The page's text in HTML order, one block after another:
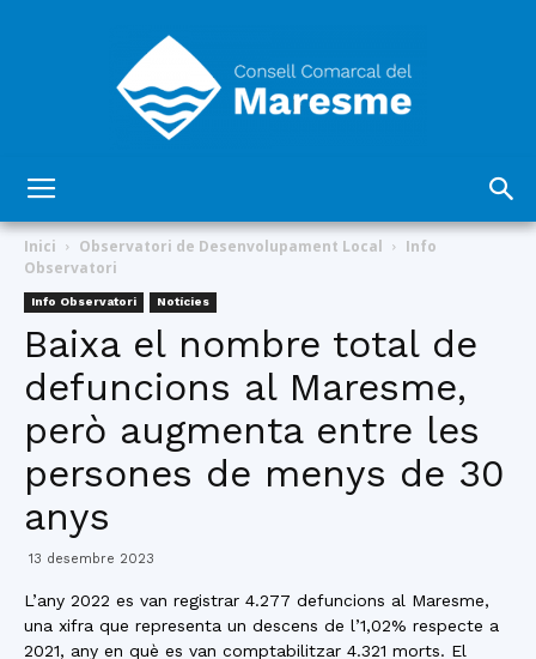
del
Inici Observatori de Desenvolupament Local
Info
Observatori
Info Observatori Notícies
Baixa el nombre total de
defuncions al Maresme,
però augmenta entre les
persones de menys de 30
anys
13 desembre 2023
L’any 2022 es van registrar 4.277 defuncions al Maresme,
una xifra que representa un descens de l’1,02% respecte a
2021, any en què es van comptabilitzar 4.321 morts. El